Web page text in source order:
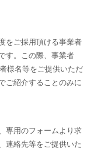
をご採用頂ける事業者
す。この際、事業者
様名等をご提供いただ
ご紹介することのみに
専用のフォームより求
連絡先等をご提供いた